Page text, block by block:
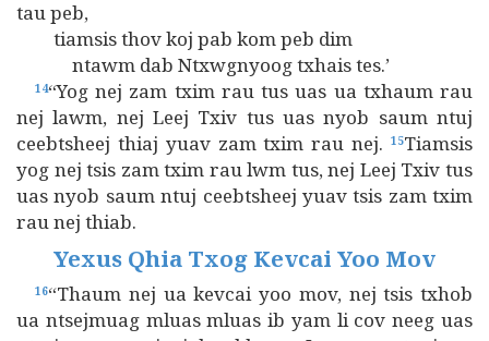
tau peb,
tiamsis thov koj pab kom peb dim
ntawm dab Ntxwgnyoog txhais tes.’
14“Yog nej zam txim rau tus uas ua txhaum rau
nej lawm, nej Leej Txiv tus uas nyob saum ntuj
ceebtsheej thiaj yuav zam txim rau nej. 15Tiamsis
yog nej tsis zam txim rau lwm tus, nej Leej Txiv tus
uas nyob saum ntuj ceebtsheej yuav tsis zam txim
rau nej thiab.
Yexus Qhia Txog Kevcai Yoo Mov
16“Thaum nej ua kevcai yoo mov, nej tsis txhob
ua ntsejmuag mluas mluas ib yam li cov neeg uas